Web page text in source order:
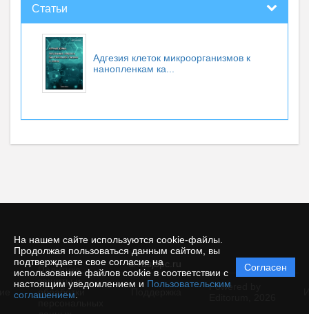
На нашем сайте используются cookie-файлы.
Продолжая пользоваться данным сайтом, вы
подтверждаете свое согласие на
использование файлов cookie в соответствии с
настоящим уведомлением и Пользовательским
соглашением
Согласен
Статьи
Адгезия клеток микроорганизмов к
нанопленкам ка...
© rusjbpc.ru
Политика
защиты и
обработки
Powered by